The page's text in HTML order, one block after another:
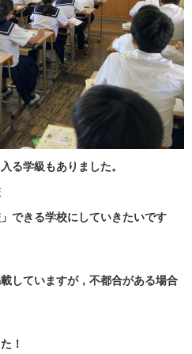
る学級もありました。
できる学校にしていきたいです
していますが，不都合がある場合
！